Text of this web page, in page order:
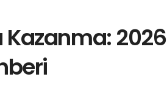
2026